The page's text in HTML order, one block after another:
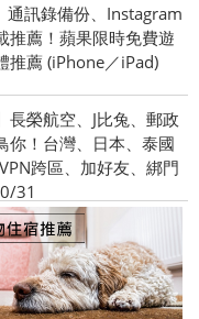
通訊錄備份、Instagram
推薦！蘋果限時免費遊
推薦 (iPhone／iPad)
長榮航空、J比兔、郵政
你！台灣、日本、泰國
跨區、加好友、綁門
31